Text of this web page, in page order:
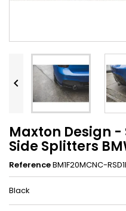

Maxton Design -
Side Splitters
ReferenceBM1F20MCNC-
Black